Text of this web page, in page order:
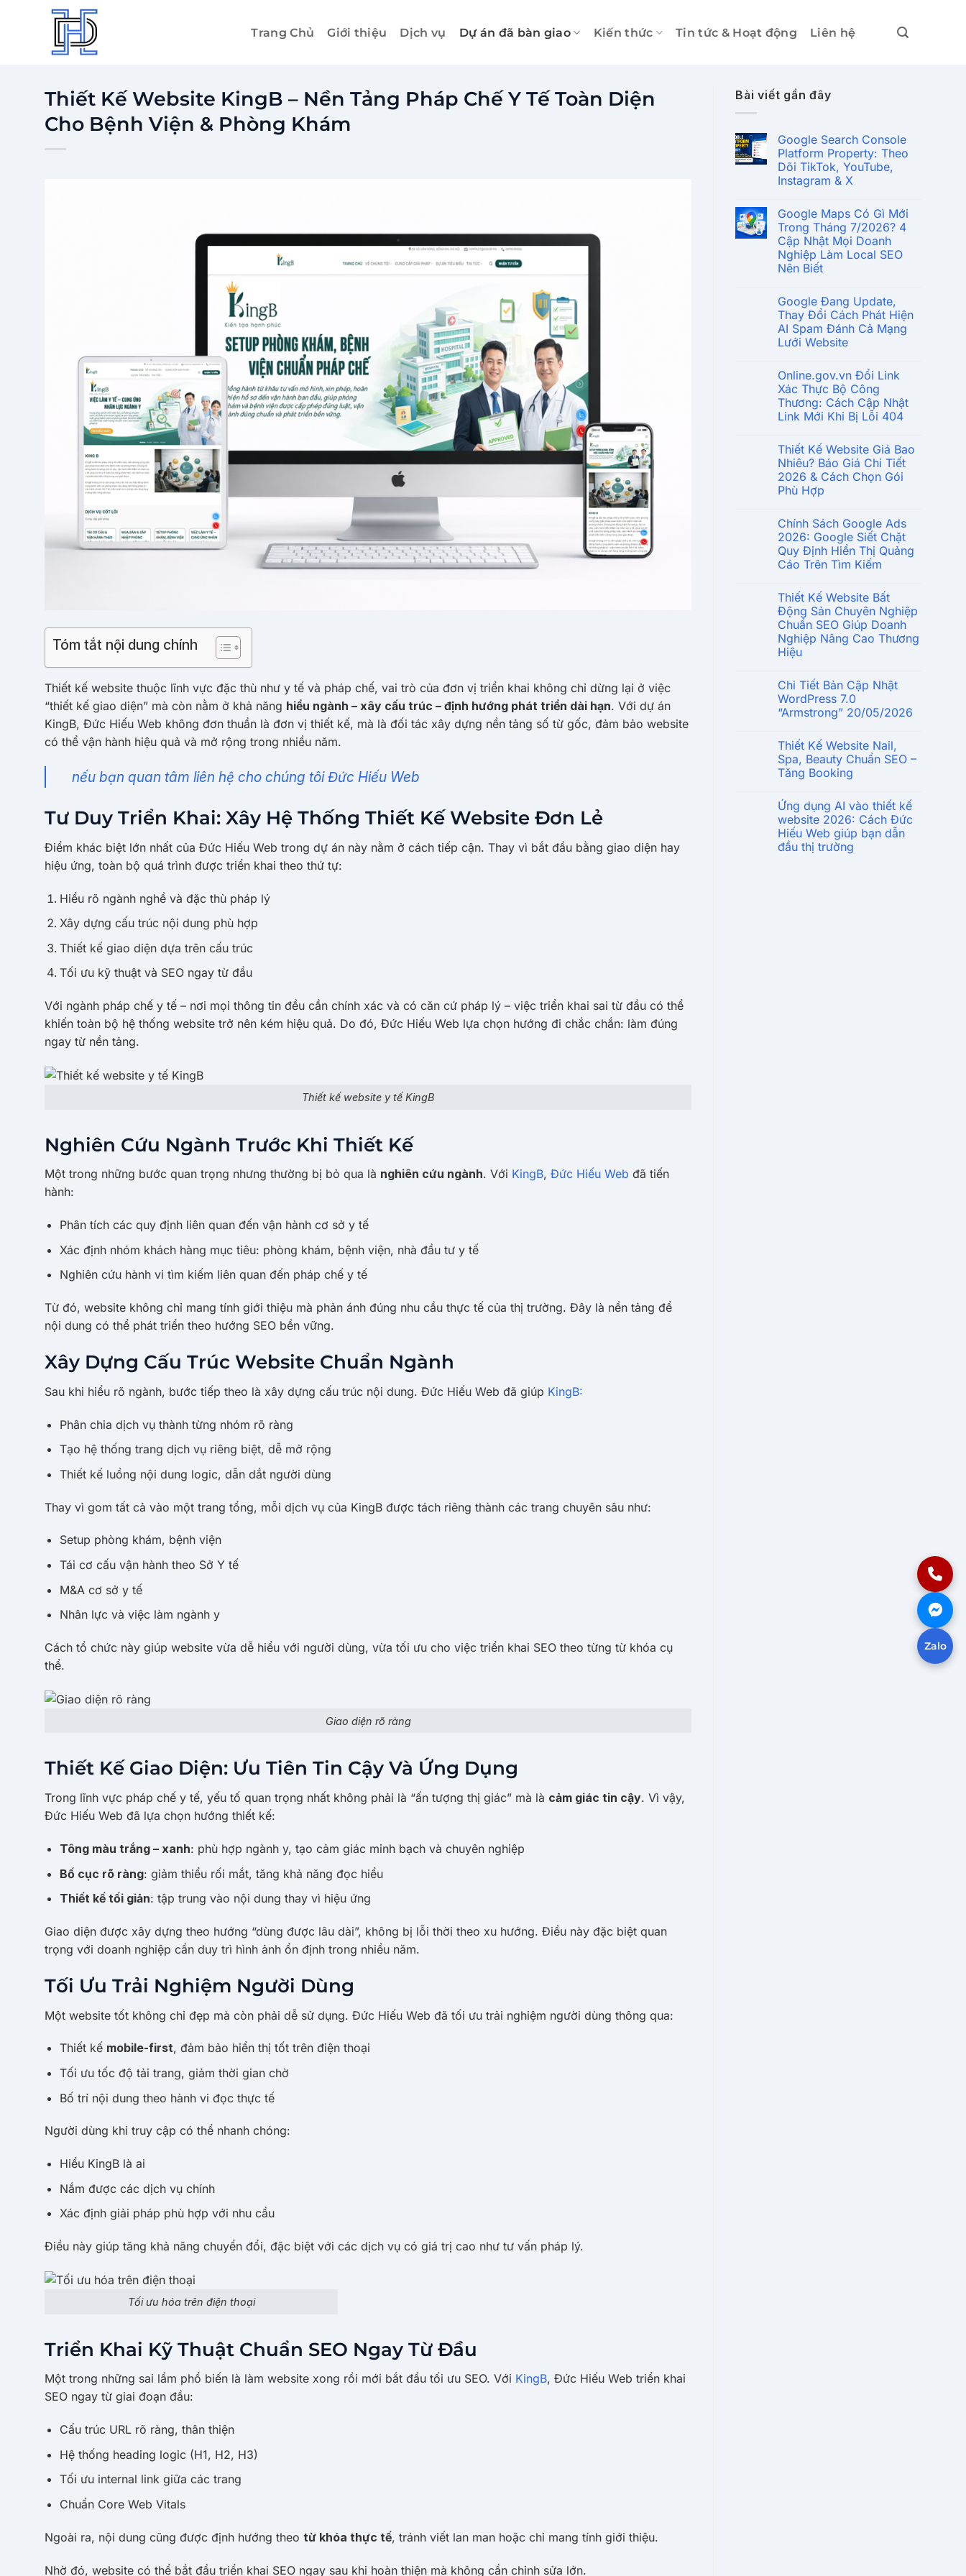
Zalo
Trang Chủ Giới thiệu Dịch vụ Dự án đã bàn giao Kiến thức Tin tức & Hoạt động Liên hệ
Thiết Kế Website KingB – Nền Tảng Pháp Chế Y Tế Toàn Diện
Cho Bệnh Viện & Phòng Khám
Tóm tắt nội dung chính
Thiết kế website thuộc lĩnh vực đặc thù như y tế và pháp chế, vai trò của đơn vị triển khai không chỉ dừng lại ở việc
“thiết kế giao diện” mà còn nằm ở khả năng hiểu ngành – xây cấu trúc – định hướng phát triển dài hạn. Với dự án
KingB, Đức Hiếu Web không đơn thuần là đơn vị thiết kế, mà là đối tác xây dựng nền tảng số từ gốc, đảm bảo website
có thể vận hành hiệu quả và mở rộng trong nhiều năm.
nếu bạn quan tâm liên hệ cho chúng tôi Đức Hiếu Web
Tư Duy Triển Khai: Xây Hệ Thống Thiết Kế Website Đơn Lẻ
Điểm khác biệt lớn nhất của Đức Hiếu Web trong dự án này nằm ở cách tiếp cận. Thay vì bắt đầu bằng giao diện hay
hiệu ứng, toàn bộ quá trình được triển khai theo thứ tự:
Hiểu rõ ngành nghề và đặc thù pháp lý
Xây dựng cấu trúc nội dung phù hợp
Thiết kế giao diện dựa trên cấu trúc
Tối ưu kỹ thuật và SEO ngay từ đầu
Với ngành pháp chế y tế – nơi mọi thông tin đều cần chính xác và có căn cứ pháp lý – việc triển khai sai từ đầu có thể
khiến toàn bộ hệ thống website trở nên kém hiệu quả. Do đó, Đức Hiếu Web lựa chọn hướng đi chắc chắn: làm đúng
ngay từ nền tảng.
Thiết kế website y tế KingB
Nghiên Cứu Ngành Trước Khi Thiết Kế
Một trong những bước quan trọng nhưng thường bị bỏ qua là nghiên cứu ngành. Với KingB, Đức Hiếu Web đã tiến
hành:
Phân tích các quy định liên quan đến vận hành cơ sở y tế
Xác định nhóm khách hàng mục tiêu: phòng khám, bệnh viện, nhà đầu tư y tế
Nghiên cứu hành vi tìm kiếm liên quan đến pháp chế y tế
Từ đó, website không chỉ mang tính giới thiệu mà phản ánh đúng nhu cầu thực tế của thị trường. Đây là nền tảng để
nội dung có thể phát triển theo hướng SEO bền vững.
Xây Dựng Cấu Trúc Website Chuẩn Ngành
Sau khi hiểu rõ ngành, bước tiếp theo là xây dựng cấu trúc nội dung. Đức Hiếu Web đã giúp KingB:
Phân chia dịch vụ thành từng nhóm rõ ràng
Tạo hệ thống trang dịch vụ riêng biệt, dễ mở rộng
Thiết kế luồng nội dung logic, dẫn dắt người dùng
Thay vì gom tất cả vào một trang tổng, mỗi dịch vụ của KingB được tách riêng thành các trang chuyên sâu như:
Setup phòng khám, bệnh viện
Tái cơ cấu vận hành theo Sở Y tế
M&A cơ sở y tế
Nhân lực và việc làm ngành y
Cách tổ chức này giúp website vừa dễ hiểu với người dùng, vừa tối ưu cho việc triển khai SEO theo từng từ khóa cụ
thể.
Giao diện rõ ràng
Thiết Kế Giao Diện: Ưu Tiên Tin Cậy Và Ứng Dụng
Trong lĩnh vực pháp chế y tế, yếu tố quan trọng nhất không phải là “ấn tượng thị giác” mà là cảm giác tin cậy. Vì vậy,
Đức Hiếu Web đã lựa chọn hướng thiết kế:
Tông màu trắng – xanh: phù hợp ngành y, tạo cảm giác minh bạch và chuyên nghiệp
Bố cục rõ ràng: giảm thiểu rối mắt, tăng khả năng đọc hiểu
Thiết kế tối giản: tập trung vào nội dung thay vì hiệu ứng
Giao diện được xây dựng theo hướng “dùng được lâu dài”, không bị lỗi thời theo xu hướng. Điều này đặc biệt quan
trọng với doanh nghiệp cần duy trì hình ảnh ổn định trong nhiều năm.
Tối Ưu Trải Nghiệm Người Dùng
Một website tốt không chỉ đẹp mà còn phải dễ sử dụng. Đức Hiếu Web đã tối ưu trải nghiệm người dùng thông qua:
Thiết kế mobile-first, đảm bảo hiển thị tốt trên điện thoại
Tối ưu tốc độ tải trang, giảm thời gian chờ
Bố trí nội dung theo hành vi đọc thực tế
Người dùng khi truy cập có thể nhanh chóng:
Hiểu KingB là ai
Nắm được các dịch vụ chính
Xác định giải pháp phù hợp với nhu cầu
Điều này giúp tăng khả năng chuyển đổi, đặc biệt với các dịch vụ có giá trị cao như tư vấn pháp lý.
Tối ưu hóa trên điện thoại
Triển Khai Kỹ Thuật Chuẩn SEO Ngay Từ Đầu
Một trong những sai lầm phổ biến là làm website xong rồi mới bắt đầu tối ưu SEO. Với KingB, Đức Hiếu Web triển khai
SEO ngay từ giai đoạn đầu:
Cấu trúc URL rõ ràng, thân thiện
Hệ thống heading logic (H1, H2, H3)
Tối ưu internal link giữa các trang
Chuẩn Core Web Vitals
Ngoài ra, nội dung cũng được định hướng theo từ khóa thực tế, tránh viết lan man hoặc chỉ mang tính giới thiệu.
Nhờ đó, website có thể bắt đầu triển khai SEO ngay sau khi hoàn thiện mà không cần chỉnh sửa lớn.
Bài viết gần đây
Google Search Console
Platform Property: Theo
Dõi TikTok, YouTube,
Instagram & X
Google Maps Có Gì Mới
Trong Tháng 7/2026? 4
Cập Nhật Mọi Doanh
Nghiệp Làm Local SEO
Nên Biết
Google Đang Update,
Thay Đổi Cách Phát Hiện
AI Spam Đánh Cả Mạng
Lưới Website
Online.gov.vn Đổi Link
Xác Thực Bộ Công
Thương: Cách Cập Nhật
Link Mới Khi Bị Lỗi 404
Thiết Kế Website Giá Bao
Nhiêu? Báo Giá Chi Tiết
2026 & Cách Chọn Gói
Phù Hợp
Chính Sách Google Ads
2026: Google Siết Chặt
Quy Định Hiển Thị Quảng
Cáo Trên Tìm Kiếm
Thiết Kế Website Bất
Động Sản Chuyên Nghiệp
Chuẩn SEO Giúp Doanh
Nghiệp Nâng Cao Thương
Hiệu
Chi Tiết Bản Cập Nhật
WordPress 7.0
“Armstrong” 20/05/2026
Thiết Kế Website Nail,
Spa, Beauty Chuẩn SEO –
Tăng Booking
Ứng dụng AI vào thiết kế
website 2026: Cách Đức
Hiếu Web giúp bạn dẫn
đầu thị trường